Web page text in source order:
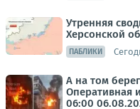
Утренняя
Херсонской
ПАБЛИКИ
А на том
Оперативная
06:00